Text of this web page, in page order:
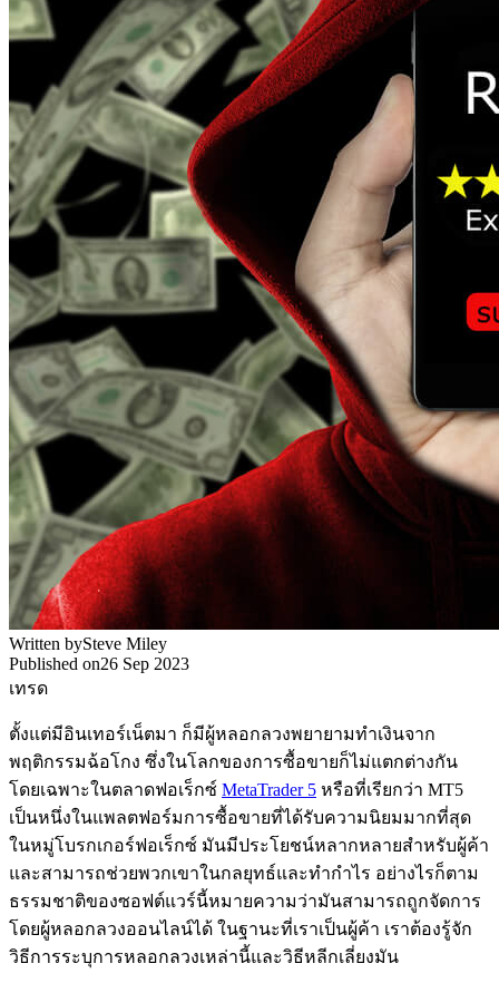
Written bySteve Miley
Published on26 Sep 2023
เทรด
ตั้งแต่มีอินเทอร์เน็ตมา ก็มีผู้หลอกลวงพยายามทำเงินจาก
พฤติกรรมฉ้อโกง ซึ่งในโลกของการซื้อขายก็ไม่แตกต่างกัน
โดยเฉพาะในตลาดฟอเร็กซ์ MetaTrader 5 หรือที่เรียกว่า MT5
เป็นหนึ่งในแพลตฟอร์มการซื้อขายที่ได้รับความนิยมมากที่สุด
ในหมู่โบรกเกอร์ฟอเร็กซ์ มันมีประโยชน์หลากหลายสำหรับผู้ค้า
และสามารถช่วยพวกเขาในกลยุทธ์และทำกำไร อย่างไรก็ตาม
ธรรมชาติของซอฟต์แวร์นี้หมายความว่ามันสามารถถูกจัดการ
โดยผู้หลอกลวงออนไลน์ได้ ในฐานะที่เราเป็นผู้ค้า เราต้องรู้จัก
วิธีการระบุการหลอกลวงเหล่านี้และวิธีหลีกเลี่ยงมัน